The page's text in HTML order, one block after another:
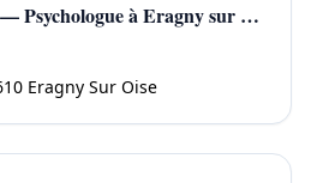
Clelie Harson — Psychologue à Eragny sur Oise
Eragny Sur Oise